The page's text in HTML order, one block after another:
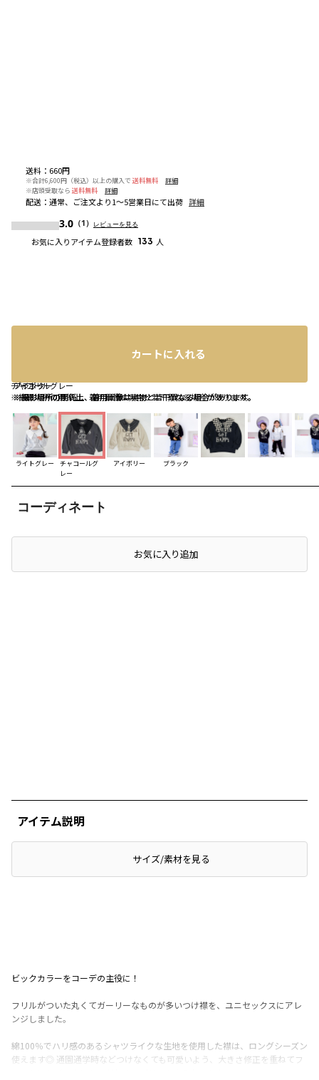
チャコールグレー
※撮影場所の関係上、着用画像は実物と若干異なる場合があります。
アイボリー
※撮影場所の関係上、着用画像は実物と若干異なる場合があります。
ブラック
※撮影場所の関係上、着用画像は実物と若干異なる場合があります。
ライトグレー
チャコールグ
レー
アイボリー ブラック
コーディネート
送料 ： 660円
※合計6,600円（税込）以上の購入で 送料無料
詳細
※店頭受取なら 送料無料 詳細
配送 ： 通常、ご注文より1～5営業日にて出荷 詳細
3.0 （1） レビューを見る
お気に入りアイテム登録者数 133 人
カートに入れる
お気に入り追加
アイテム説明
サイズ/素材を見る
ビックカラーをコーデの主役に！
フリルがついた丸くてガーリーなものが多いつけ襟を、ユニセックスにアレ
ンジしました。
綿100％でハリ感のあるシャツライクな生地を使用した襟は、ロングシーズン
使えます◎ 通園通学時などつけなくても可愛いよう、大きさ修正を重ねてフ